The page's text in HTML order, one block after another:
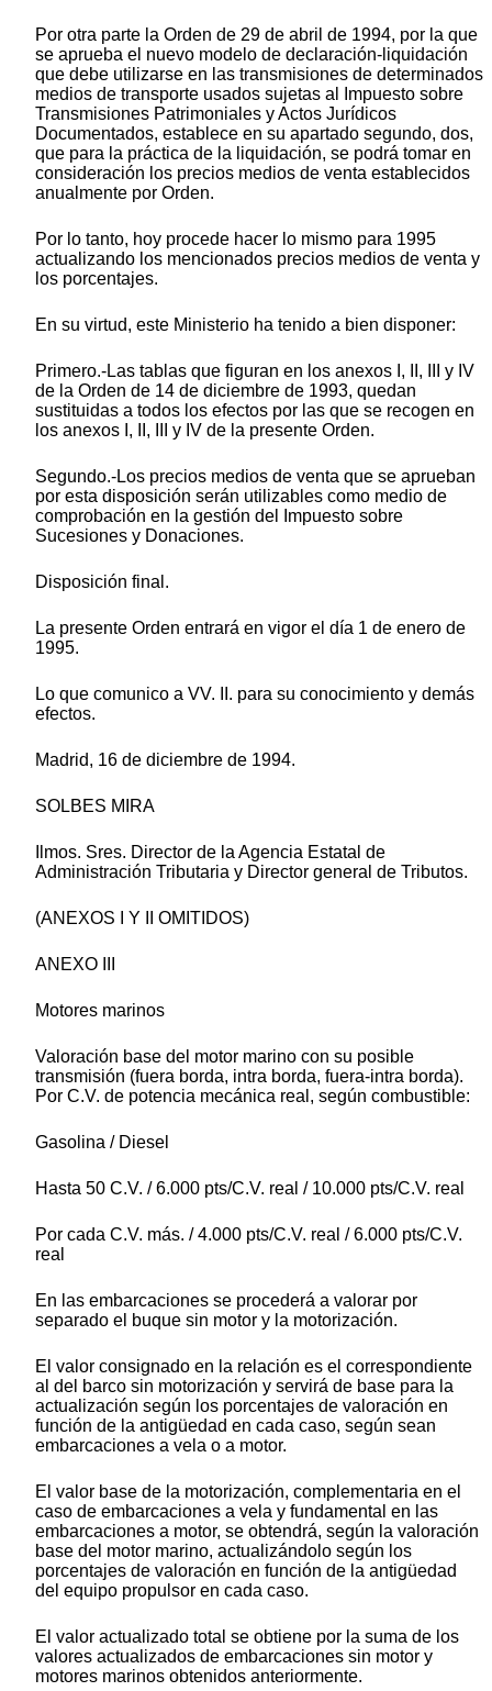
Por otra parte la Orden de 29 de abril de 1994, por la que
se aprueba el nuevo modelo de declaración-liquidación
que debe utilizarse en las transmisiones de determinados
medios de transporte usados sujetas al Impuesto sobre
Transmisiones Patrimoniales y Actos Jurídicos
Documentados, establece en su apartado segundo, dos,
que para la práctica de la liquidación, se podrá tomar en
consideración los precios medios de venta establecidos
anualmente por Orden.
Por lo tanto, hoy procede hacer lo mismo para 1995
actualizando los mencionados precios medios de venta y
los porcentajes.
En su virtud, este Ministerio ha tenido a bien disponer:
Primero.-Las tablas que figuran en los anexos I, II, III y IV
de la Orden de 14 de diciembre de 1993, quedan
sustituidas a todos los efectos por las que se recogen en
los anexos I, II, III y IV de la presente Orden.
Segundo.-Los precios medios de venta que se aprueban
por esta disposición serán utilizables como medio de
comprobación en la gestión del Impuesto sobre
Sucesiones y Donaciones.
Disposición final.
La presente Orden entrará en vigor el día 1 de enero de
1995.
Lo que comunico a VV. II. para su conocimiento y demás
efectos.
Madrid, 16 de diciembre de 1994.
SOLBES MIRA
Ilmos. Sres. Director de la Agencia Estatal de
Administración Tributaria y Director general de Tributos.
(ANEXOS I Y II OMITIDOS)
ANEXO III
Motores marinos
Valoración base del motor marino con su posible
transmisión (fuera borda, intra borda, fuera-intra borda).
Por C.V. de potencia mecánica real, según combustible:
Gasolina / Diesel
Hasta 50 C.V. / 6.000 pts/C.V. real / 10.000 pts/C.V. real
Por cada C.V. más. / 4.000 pts/C.V. real / 6.000 pts/C.V.
real
En las embarcaciones se procederá a valorar por
separado el buque sin motor y la motorización.
El valor consignado en la relación es el correspondiente
al del barco sin motorización y servirá de base para la
actualización según los porcentajes de valoración en
función de la antigüedad en cada caso, según sean
embarcaciones a vela o a motor.
El valor base de la motorización, complementaria en el
caso de embarcaciones a vela y fundamental en las
embarcaciones a motor, se obtendrá, según la valoración
base del motor marino, actualizándolo según los
porcentajes de valoración en función de la antigüedad
del equipo propulsor en cada caso.
El valor actualizado total se obtiene por la suma de los
valores actualizados de embarcaciones sin motor y
motores marinos obtenidos anteriormente.